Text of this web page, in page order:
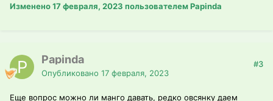
Изменено17 февраля, 2023 пользователем Papinda
Papinda
Опубликовано 17 февраля, 2023
#3
Еще вопрос можно ли манго давать, редко овсянку даем